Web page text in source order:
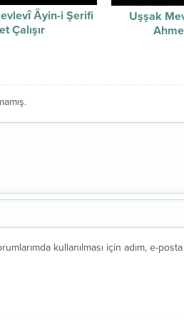
Âyin-i Şerifi
Çalışır
Uşşak
kullanılması için adım, e-